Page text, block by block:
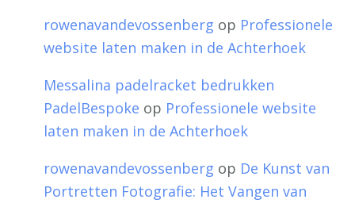
rowenavandevossenberg op Professionele
website laten maken in de Achterhoek
Messalina padelracket bedrukken
PadelBespoke op Professionele website
laten maken in de Achterhoek
rowenavandevossenberg op De Kunst van
Portretten Fotografie: Het Vangen van